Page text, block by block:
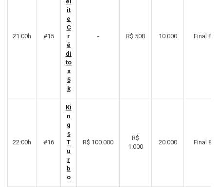
21:00h #15
it
e
C
r
é
di
to
s
5
k
- R$ 500 10.000 Final 8º
22:00h #16
Ki
n
g
s
T
u
r
b
o
R$ 100.000
R$
1.000
20.000 Final 8º